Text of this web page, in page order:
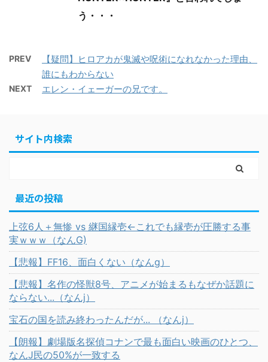
う・・・
PREV
【疑問】ヒロアカが鬼滅や呪術になれなかった理由、
誰にもわからない
NEXT エレン・イェーガーの兄です。
サイト内検索
最近の投稿
上弦6人＋無惨 vs 継国縁壱←これでも縁壱が圧勝する事
実ｗｗｗ（なんG)
【悲報】FF16、面白くない（なんg）
【悲報】名作の怪獣8号、アニメが始まるもなぜか話題に
ならない...（なんj）
宝石の国を読み終わったんだが... （なんj）
【朗報】劇場版名探偵コナンで最も面白い映画のひとつ、
なんJ民の50%が一致する